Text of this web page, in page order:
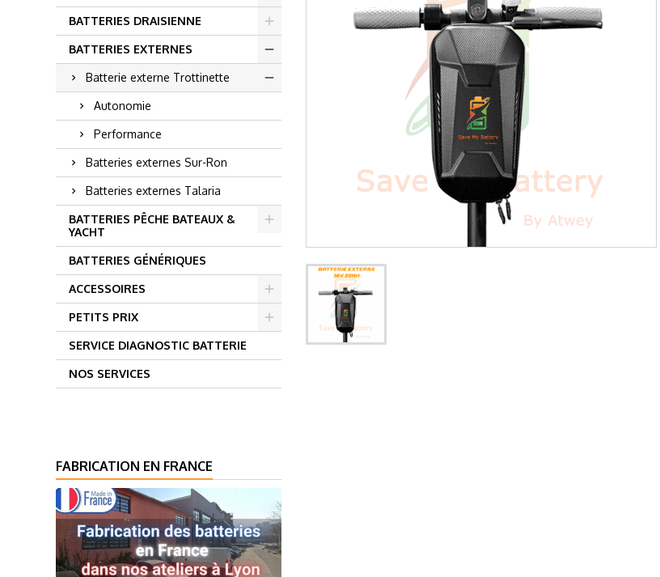
BATTERIES DRAISIENNE
BATTERIES EXTERNES
Batterie externe Trottinette
Autonomie
Performance
Batteries externes Sur-Ron
Batteries externes Talaria
BATTERIES PÊCHE BATEAUX &
YACHT
BATTERIES GÉNÉRIQUES
ACCESSOIRES
PETITS PRIX
SERVICE DIAGNOSTIC BATTERIE
NOS SERVICES
FABRICATION EN FRANCE